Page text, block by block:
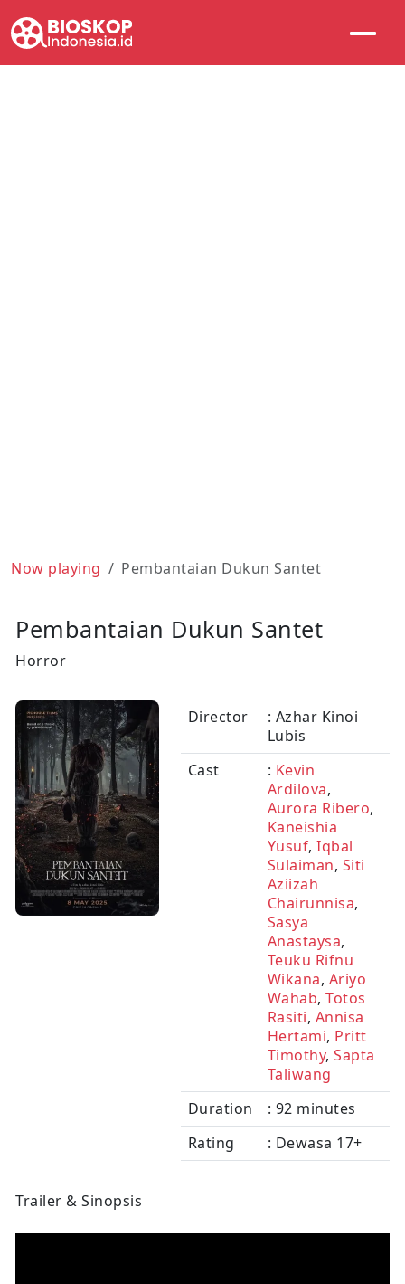
Now playing Pembantaian Dukun Santet
Pembantaian Dukun Santet
Horror
Director
: Azhar Kinoi
Lubis
Cast
: Kevin
Ardilova,
Aurora Ribero,
Kaneishia
Yusuf, Iqbal
Sulaiman, Siti
Aziizah
Chairunnisa,
Sasya
Anastaysa,
Teuku Rifnu
Wikana, Ariyo
Wahab, Totos
Rasiti, Annisa
Hertami, Pritt
Timothy, Sapta
Taliwang
Duration
: 92 minutes
Rating
: Dewasa 17+
Trailer & Sinopsis